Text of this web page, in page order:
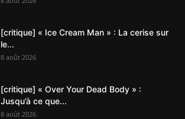
[critique] « Ice Cream Man » : La cerise sur
le...
8 août 2026
[critique] « Over Your Dead Body » :
Jusqu’à ce que...
8 août 2026